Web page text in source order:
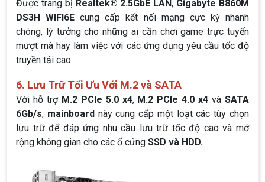
Được trang bị Realtek® 2.5GbE LAN, Gigabyte B860M
DS3H WIFI6E cung cấp kết nối mạng cực kỳ nhanh
chóng, lý tưởng cho những ai cần chơi game trực tuyến
mượt mà hay làm việc với các ứng dụng yêu cầu tốc độ
truyền tải cao.
6. Lưu Trữ Tối Ưu Với M.2 và SATA
Với hỗ trợ M.2 PCIe 5.0 x4, M.2 PCIe 4.0 x4 vàSATA
6Gb/s, mainboard này cung cấp một loạt các tùy chọn
lưu trữ để đáp ứng nhu cầu lưu trữ tốc độ cao và mở
rộng không gian cho các ổ cứng SSD và HDD.